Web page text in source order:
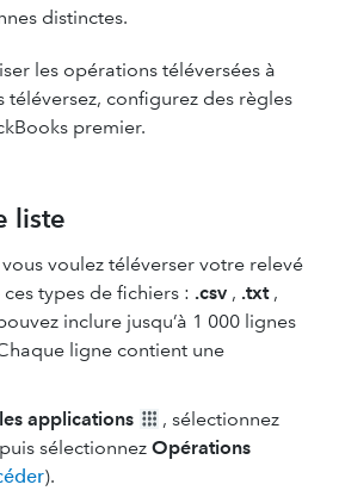
distinctes.
les opérations téléversées à
téléversez, configurez des règles
premier.
liste
vous voulez téléverser votre relevé
types de fichiers : .csv , .txt,
inclure jusqu’à 1 000 lignes
ligne contient une
applications
, sélectionnez
sélectionnez Opérations
).